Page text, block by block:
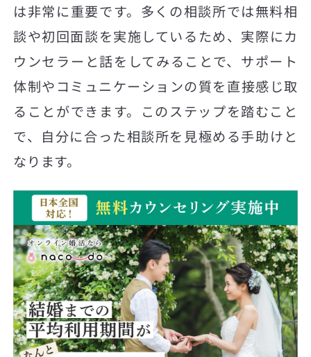
は非常に重要です。多くの相談所では無料相
談や初回面談を実施しているため、実際にカ
ウンセラーと話をしてみることで、サポート
体制やコミュニケーションの質を直接感じ取
ることができます。このステップを踏むこと
で、自分に合った相談所を見極める手助けと
なります。